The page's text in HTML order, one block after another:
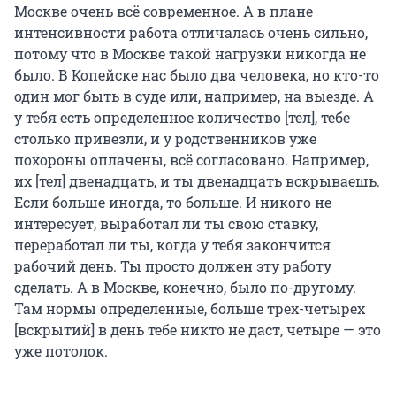
Москве очень всё современное. А в плане
интенсивности работа отличалась очень сильно,
потому что в Москве такой нагрузки никогда не
было. В Копейске нас было два человека, но кто-то
один мог быть в суде или, например, на выезде. А
у тебя есть определенное количество [тел], тебе
столько привезли, и у родственников уже
похороны оплачены, всё согласовано. Например,
их [тел] двенадцать, и ты двенадцать вскрываешь.
Если больше иногда, то больше. И никого не
интересует, выработал ли ты свою ставку,
переработал ли ты, когда у тебя закончится
рабочий день. Ты просто должен эту работу
сделать. А в Москве, конечно, было по-другому.
Там нормы определенные, больше трех-четырех
[вскрытий] в день тебе никто не даст, четыре — это
уже потолок.